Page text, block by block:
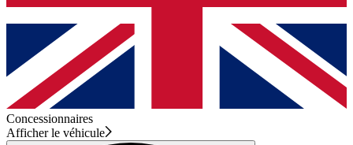
Concessionnaires
Afficher le véhicule